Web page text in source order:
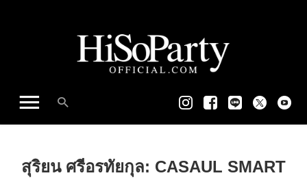
สุริยน ศรีอรทัยกุล: CASAUL SMART